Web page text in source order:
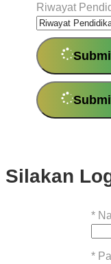
Riwayat
Silakan
*
*